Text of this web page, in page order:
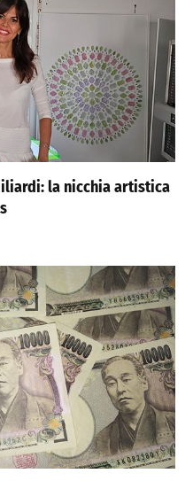
la nicchia artistica